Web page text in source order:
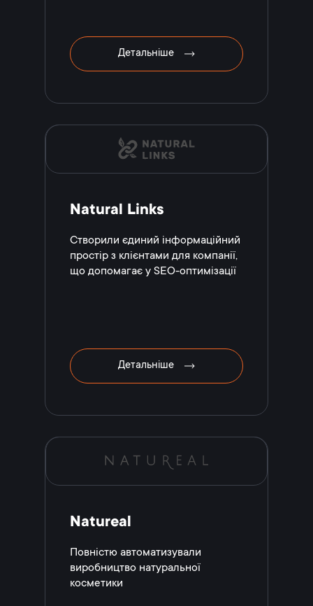
Детальніше
Natural Links
Створили єдиний інформаційний
простір з клієнтами для компанії,
що допомагає у SEO-оптимізації
Детальніше
Natureal
Повністю автоматизували
виробництво натуральної
косметики